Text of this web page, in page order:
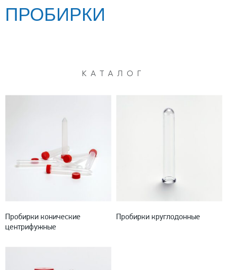
ПРОБИРКИ
КАТАЛОГ
Пробирки конические
центрифужные
Пробирки круглодонные